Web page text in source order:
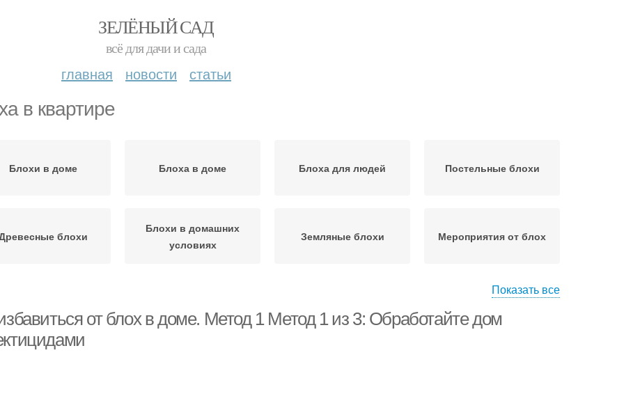
ЗЕЛЁНЫЙ САД
всё для дачи и сада
главная новости статьи
в квартире
Блохи в доме Блоха в доме Блоха для людей Постельные блохи
блохи
Блохи в домашних
условиях
Земляные блохи Мероприятия от блох
блохами
Показать все
от блох в доме. Метод 1 Метод 1 из 3: Обработайте дом